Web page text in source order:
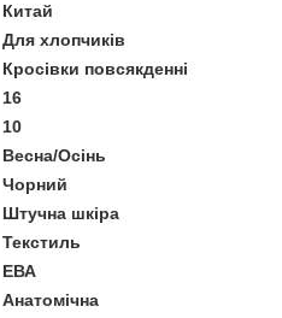
Китай
Для хлопчиків
Кросівки повсякденні
16
10
Весна/Осінь
Чорний
Штучна шкіра
Текстиль
ЕВА
Анатомічна